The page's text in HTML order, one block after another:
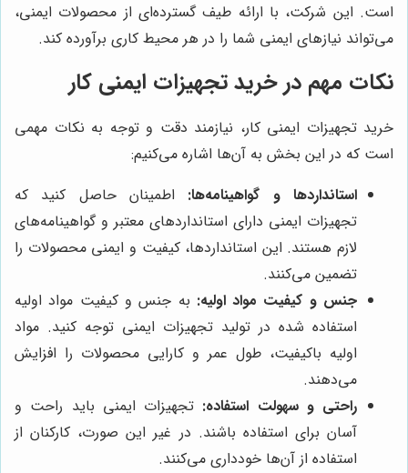
است. این شرکت، با ارائه طیف گسترده‌ای از محصولات ایمنی،
می‌تواند نیازهای ایمنی شما را در هر محیط کاری برآورده کند.
نکات مهم در خرید تجهیزات ایمنی کار
خرید تجهیزات ایمنی کار، نیازمند دقت و توجه به نکات مهمی
است که در این بخش به آن‌ها اشاره می‌کنیم:
استانداردها و گواهینامه‌ها: اطمینان حاصل کنید که
تجهیزات ایمنی دارای استانداردهای معتبر و گواهینامه‌های
لازم هستند. این استانداردها، کیفیت و ایمنی محصولات را
تضمین می‌کنند.
جنس و کیفیت مواد اولیه: به جنس و کیفیت مواد اولیه
استفاده شده در تولید تجهیزات ایمنی توجه کنید. مواد
اولیه باکیفیت، طول عمر و کارایی محصولات را افزایش
می‌دهند.
راحتی و سهولت استفاده: تجهیزات ایمنی باید راحت و
آسان برای استفاده باشند. در غیر این صورت، کارکنان از
استفاده از آن‌ها خودداری می‌کنند.